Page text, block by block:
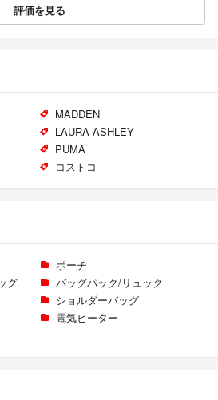
評価を見る
MADDEN
LAURA ASHLEY
PUMA
コストコ
ポーチ
グ
バッグパック/リュック
ショルダーバッグ
電気ヒーター